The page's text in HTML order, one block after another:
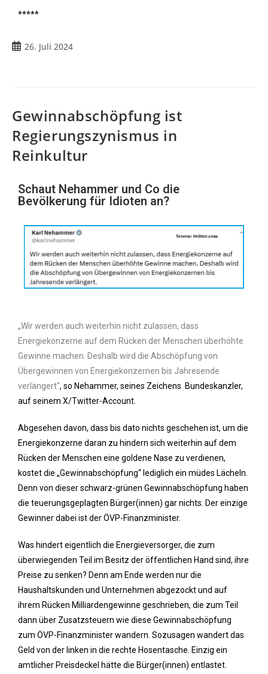
*****
26. Juli 2024
Gewinnabschöpfung ist
Regierungszynismus in
Reinkultur
Schaut Nehammer und Co die
Bevölkerung für Idioten an?
„Wir werden auch weiterhin nicht zulassen, dass
Energiekonzerne auf dem Rücken der Menschen überhöhte
Gewinne machen. Deshalb wird die Abschöpfung von
Übergewinnen von Energiekonzernen bis Jahresende
verlängert“, so Nehammer, seines Zeichens Bundeskanzler,
auf seinem X/Twitter-Account.
Abgesehen davon, dass bis dato nichts geschehen ist, um die
Energiekonzerne daran zu hindern sich weiterhin auf dem
Rücken der Menschen eine goldene Nase zu verdienen,
kostet die „Gewinnabschöpfung“ lediglich ein müdes Lächeln.
Denn von dieser schwarz-grünen Gewinnabschöpfung haben
die teuerungsgeplagten Bürger(innen) gar nichts. Der einzige
Gewinner dabei ist der ÖVP-Finanzminister.
Was hindert eigentlich die Energieversorger, die zum
überwiegenden Teil im Besitz der öffentlichen Hand sind, ihre
Preise zu senken? Denn am Ende werden nur die
Haushaltskunden und Unternehmen abgezockt und auf
ihrem Rücken Milliardengewinne geschrieben, die zum Teil
dann über Zusatzsteuern wie diese Gewinnabschöpfung
zum ÖVP-Finanzminister wandern. Sozusagen wandert das
Geld von der linken in die rechte Hosentasche. Einzig ein
amtlicher Preisdeckel hätte die Bürger(innen) entlastet.